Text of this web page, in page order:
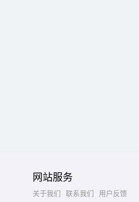
网站服务
关于我们 联系我们
用户反馈